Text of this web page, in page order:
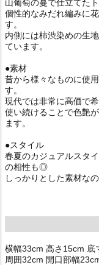
山葡萄の蔓で仕立てた
個性的なみだれ編みに
す。
内側には柿渋染めの生
ています。
●素材
昔から様々なものに使
す。
現代では非常に高価で
使い続けることで色艶
ます。
●スタイル
春夏のカジュアルスタ
の相性も◎
しっかりとした素材な
横幅33cm 高さ15cm 底
周囲32cm 開口部幅